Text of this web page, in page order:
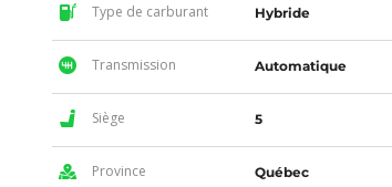
Type de carburant Hybride
Transmission Automatique
Siège 5
Province Québec